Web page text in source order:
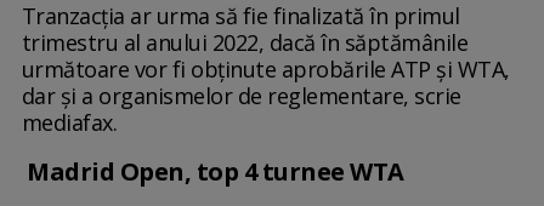
Tranzacția ar urma să fie finalizată în primul
trimestru al anului 2022, dacă în săptămânile
următoare vor fi obținute aprobările ATP și WTA,
dar și a organismelor de reglementare, scrie
mediafax.
Madrid Open, top 4 turnee WTA